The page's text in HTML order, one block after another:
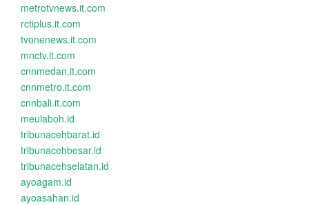
metrotvnews.it.com
rctiplus.it.com
tvonenews.it.com
mnctv.it.com
cnnmedan.it.com
cnnmetro.it.com
cnnbali.it.com
meulaboh.id
tribunacehbarat.id
tribunacehbesar.id
tribunacehselatan.id
ayoagam.id
ayoasahan.id